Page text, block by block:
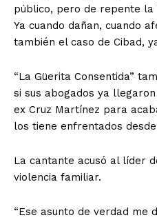
público, pero de repente la
Ya cuando dañan, cuando
también el caso de Cibad,
“La Güerita Consentida”
si sus abogados ya
ex Cruz Martínez para
los tiene enfrentados
La cantante acusó al líder
violencia familiar.
“Ese asunto de verdad me